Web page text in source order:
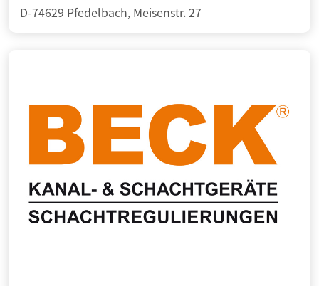
D-74629 Pfedelbach, Meisenstr. 27